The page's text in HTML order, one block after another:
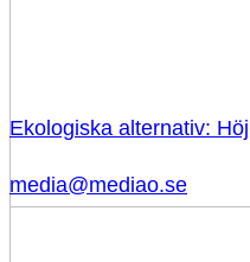
Ekologiska alternativ:
media@mediao.se